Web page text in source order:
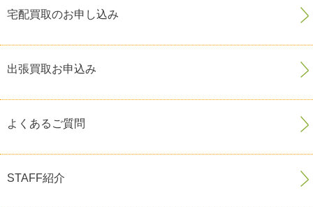
宅配買取のお申し込み
出張買取お申込み
よくあるご質問
STAFF紹介